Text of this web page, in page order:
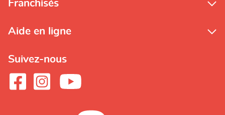
Franchisés
Aide en ligne
Suivez-nous